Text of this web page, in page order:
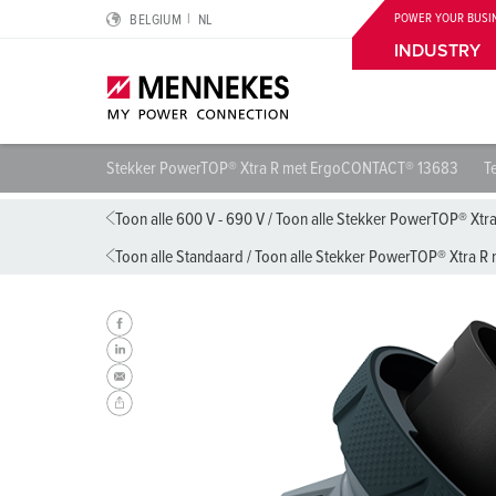
BELGIUM NL POWER YOUR
INDUSTRY
Cepex‑contactdozen
SCHUKO® IP54 en IP68
Wandcontactdoos DUOi
PowerTOP® Xtra
Contactmateriaal met beschermende doorvoertule
Datacenters
Logistieke centra
Levensmiddelenindustrie
Windturbines
Catalogi & brochures
CMRT & EMRT
REACh
RoHS
Aardleidingcontact, uurinstelling en stekkerkleuren
IP-beschermingsgraden
Normen voor contactmateriaal
Internationale standaarden
Wij zijn MENNEKES
MENNEKES Automotive
Duurzaamheid
Compliance
Kwaliteit en verantwoordelijkheid
Stekker PowerTOP® Xtra R met ErgoCONTACT® 13683
Toon alle 600 V - 690 V/Toon alle Stekker PowerTOP®
Toon alle Standaard /Toon alle Stekker PowerTOP® Xtra R